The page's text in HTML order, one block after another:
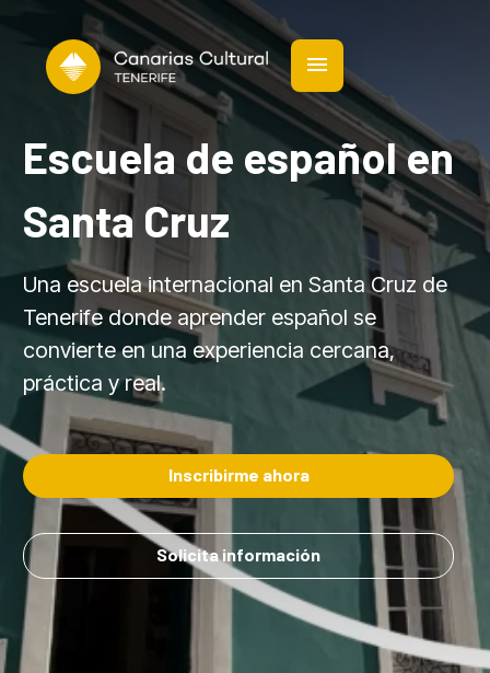
Escuela de español en
Santa Cruz
Una escuela internacional en Santa Cruz de
Tenerife donde aprender español se
convierte en una experiencia cercana,
práctica y real.
Inscribirme ahora
Solicita información